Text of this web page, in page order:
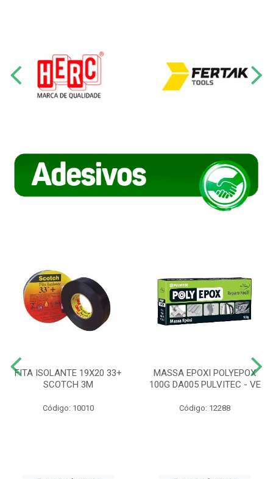
FITA ISOLANTE 19X20 33+
SCOTCH 3M
Código: 10010
MASSA EPOXI POLYEPOX
100G DA005 PULVITEC - VE
Código: 12288